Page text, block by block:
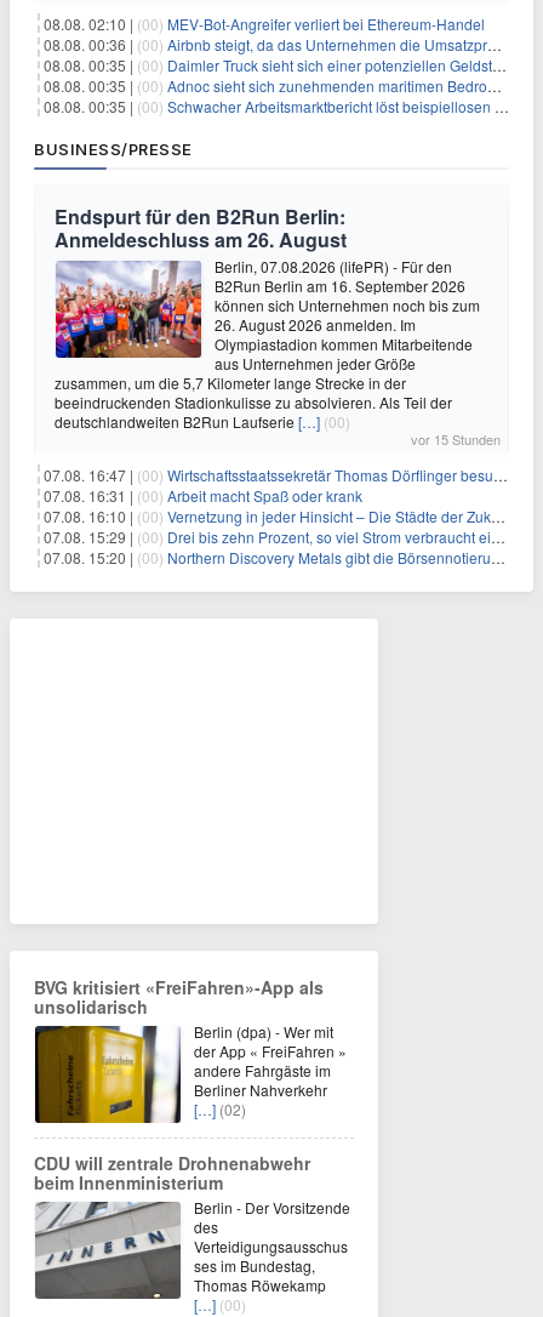
08.08. 02:10 | (00) MEV-Bot-Angreifer verliert bei Ethereum-Handel
08.08. 00:36 | (00) Airbnb steigt, da das Unternehmen die Umsatzprognose anhebt und starkes Wachstum signalisiert
08.08. 00:35 | (00) Daimler Truck sieht sich einer potenziellen Geldstrafe von 1 Milliarde Euro aufgrund von EU-Emissionsvorschriften gegenüber
08.08. 00:35 | (00) Adnoc sieht sich zunehmenden maritimen Bedrohungen angesichts regionaler Spannungen gegenüber
08.08. 00:35 | (00) Schwacher Arbeitsmarktbericht löst beispiellosen Börsenanstieg aus
BUSINESS/PRESSE
Endspurt für den B2Run Berlin:
Anmeldeschluss am 26. August
Berlin, 07.08.2026 (lifePR) - Für den
B2Run Berlin am 16. September 2026
können sich Unternehmen noch bis zum
26. August 2026 anmelden. Im
Olympiastadion kommen Mitarbeitende
aus Unternehmen jeder Größe
zusammen, um die 5,7 Kilometer lange Strecke in der
beeindruckenden Stadionkulisse zu absolvieren. Als Teil der
deutschlandweiten B2Run Laufserie […] (00)
vor 15 Stunden
07.08. 16:47 | (00) Wirtschaftsstaatssekretär Thomas Dörflinger besucht Handwerksbetrieb im Kammerbezirk Freiburg
07.08. 16:31 | (00) Arbeit macht Spaß oder krank
07.08. 16:10 | (00) Vernetzung in jeder Hinsicht – Die Städte der Zukunft sind grün-blau
07.08. 15:29 | (00) Drei bis zehn Prozent, so viel Strom verbraucht ein Aufzug im Gebäude
07.08. 15:20 | (00) Northern Discovery Metals gibt die Börsennotierung an der Frankfurter Wertpapierbörse bekannt
BVG kritisiert «FreiFahren»-App als
unsolidarisch
Berlin (dpa) - Wer mit
der App « FreiFahren »
andere Fahrgäste im
Berliner Nahverkehr
[…] (02)
CDU will zentrale Drohnenabwehr
beim Innenministerium
Berlin - Der Vorsitzende
des
Verteidigungsausschus
ses im Bundestag,
Thomas Röwekamp
[…] (00)